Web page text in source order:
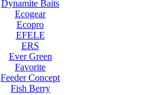
Dynamite Baits
Ecogear
Ecopro
EFELE
ERS
Ever Green
Favorite
Feeder Concept
Fish Berry